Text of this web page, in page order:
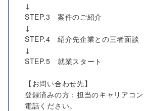
↓
STEP.3 案件のご紹介
↓
STEP.4 紹介先企業との三者面談
↓
STEP.5 就業スタート
【お問い合わせ先】
登録済みの方：担当のキャリアコ
電話ください。